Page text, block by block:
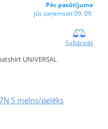
Pēc pasūtījuma
jūs saņemsiet 09. 09.
Salīdzināt
UNIVERSAL
S melns/pelēks